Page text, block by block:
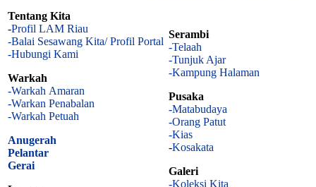
Tentang Kita
-Profil LAM Riau
-Balai Sesawang Kita/ Profil Portal
-Hubungi Kami
Warkah
-Warkah Amaran
-Warkan Penabalan
-Warkah Petuah
Anugerah
Pelantar
Gerai
Serambi
-Telaah
-Tunjuk Ajar
-Kampung Halaman
Pusaka
-Matabudaya
-Orang Patut
-Kias
-Kosakata
Galeri
-Koleksi Kita